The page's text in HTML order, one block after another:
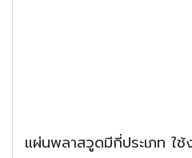
แผ่นพลาสวูดมีกี่ประเภท ใ